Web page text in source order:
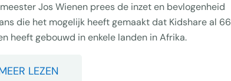
Jos Wienen prees de inzet en bevlogenheid
die het mogelijk heeft gemaakt dat Kidshare al 66
heeft gebouwd in enkele landen in Afrika.
LEZEN